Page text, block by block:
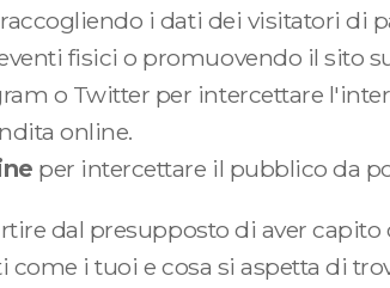
i dati dei visitatori di
fisici o promuovendo il sito
o Twitter per intercettare
online.
per intercettare il pubblico da
dal presupposto di aver capito
i tuoi e cosa si aspetta di